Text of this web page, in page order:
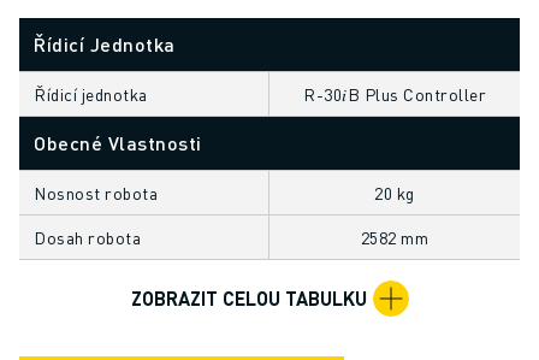
5OSÉ OBRÁBĚNÍ
OBLOUKOVÉ SVAŘOVÁNÍ
MONTÁŽ
CNC BROUŠENÍ
CNC FRÉZOVÁNÍ
CNC SOUSTRUŽENÍ
VYSOKORYCHLOSTNÍ VRTÁNÍ A ZÁVITOVÁNÍ
OBSLUHA STROJŮ
Řídicí Jednotka
Řídicí jednotka R-30𝑖B Plus Controller
Obecné Vlastnosti
Nosnost robota 20 kg
Dosah robota 2582 mm
ZOBRAZIT CELOU TABULKU